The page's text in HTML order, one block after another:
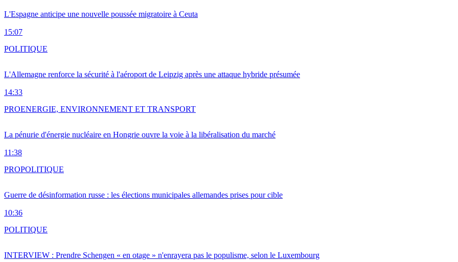
L'Espagne anticipe une nouvelle poussée migratoire à Ceuta
15:07
L'Allemagne renforce la sécurité à l'aéroport de Leipzig après une attaque hybride présumée
14:33
POLITIQUE
La pénurie d'énergie nucléaire en Hongrie ouvre la voie à la libéralisation du marché
11:38
PROENERGIE, ENVIRONNEMENT ET TRANSPORT
Guerre de désinformation russe : les élections municipales allemandes prises pour cible
10:36
PROPOLITIQUE
INTERVIEW : Prendre Schengen « en otage » n'enrayera pas le populisme, selon le Luxembourg
POLITIQUE